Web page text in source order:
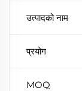
उत्पादको नाम
प्रयोग
MOQ